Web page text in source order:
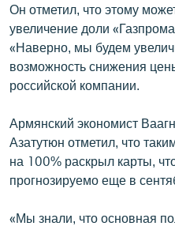
ԲԱՆԱՎԵՃ
ՁԳՏԵԼՈՎ ԼԱՎԱԳՈՒՅՆԻՆ
ՓՈԴՔԱՍԹ
English
Русский
ՀԵՏԵՎԵՔ ՄԵԶ
Он отметил, что этому
увеличение доли
«Наверно, мы будем
возможность снижения
российской компании.
Армянский экономист
Азатутюн отметил, что
на 100% раскрыл карты,
прогнозируемо еще в
«Мы знали, что основная